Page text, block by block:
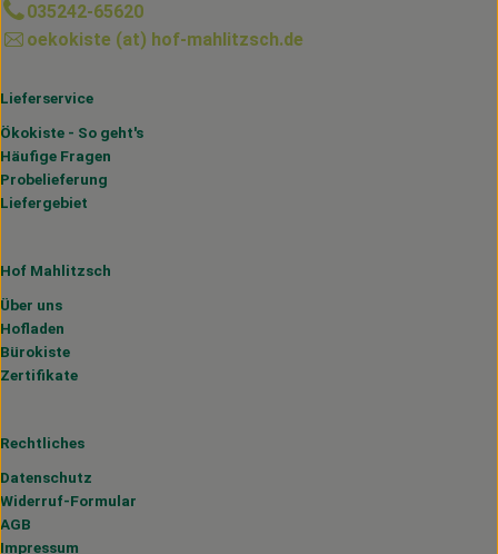
035242-65620
oekokiste (at) hof-mahlitzsch.de
Lieferservice
Ökokiste - So geht's
Häufige Fragen
Probelieferung
Liefergebiet
Hof Mahlitzsch
Über uns
Hofladen
Bürokiste
Zertifikate
Rechtliches
Datenschutz
Widerruf-Formular
AGB
Impressum